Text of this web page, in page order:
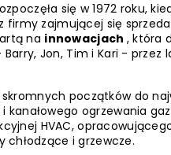
się w 1972 roku,
firmy zajmującej się
na innowacjach , która
Jon, Tim i Kari - przez
początków do
ogrzewania
HVAC,
chłodzące i grzewcze.